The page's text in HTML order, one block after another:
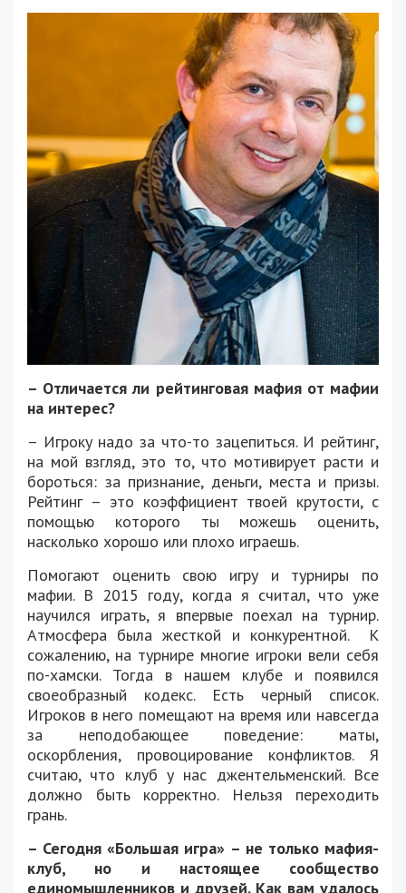
– Отличается ли рейтинговая мафия от мафии
на интерес?
– Игроку надо за что-то зацепиться. И рейтинг,
на мой взгляд, это то, что мотивирует расти и
бороться: за признание, деньги, места и призы.
Рейтинг – это коэффициент твоей крутости, с
помощью которого ты можешь оценить,
насколько хорошо или плохо играешь.
Помогают оценить свою игру и турниры по
мафии. В 2015 году, когда я считал, что уже
научился играть, я впервые поехал на турнир.
Атмосфера была жесткой и конкурентной. К
сожалению, на турнире многие игроки вели себя
по-хамски. Тогда в нашем клубе и появился
своеобразный кодекс. Есть черный список.
Игроков в него помещают на время или навсегда
за неподобающее поведение: маты,
оскорбления, провоцирование конфликтов. Я
считаю, что клуб у нас джентельменский. Все
должно быть корректно. Нельзя переходить
грань.
– Сегодня «Большая игра» – не только мафия-
клуб, но и настоящее сообщество
единомышленников и друзей. Как вам удалось